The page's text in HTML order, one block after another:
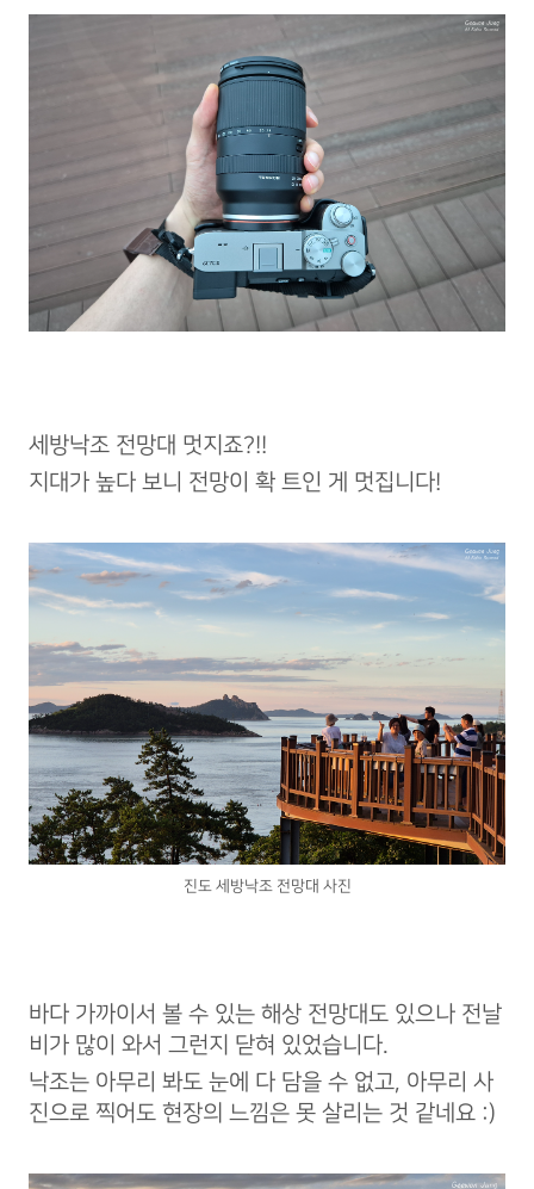
세방낙조 전망대 멋지죠?!!
지대가 높다 보니 전망이 확 트인 게 멋집니다!
진도 세방낙조 전망대 사진
바다 가까이서 볼 수 있는 해상 전망대도 있으나 전날
비가 많이 와서 그런지 닫혀 있었습니다.
낙조는 아무리 봐도 눈에 다 담을 수 없고, 아무리 사
진으로 찍어도 현장의 느낌은 못 살리는 것 같네요 :)